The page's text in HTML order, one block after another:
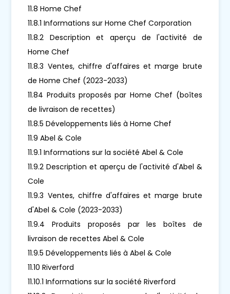
11.8 Home Chef
11.8.1 Informations sur Home Chef Corporation
11.8.2 Description et aperçu de l'activité de
Home Chef
11.8.3 Ventes, chiffre d'affaires et marge brute
de Home Chef (2023-2033)
11.84 Produits proposés par Home Chef (boîtes
de livraison de recettes)
11.8.5 Développements liés à Home Chef
11.9 Abel & Cole
11.9.1 Informations sur la société Abel & Cole
11.9.2 Description et aperçu de l'activité d'Abel &
Cole
11.9.3 Ventes, chiffre d'affaires et marge brute
d'Abel & Cole (2023-2033)
11.9.4 Produits proposés par les boîtes de
livraison de recettes Abel & Cole
11.9.5 Développements liés à Abel & Cole
11.10 Riverford
11.10.1 Informations sur la société Riverford